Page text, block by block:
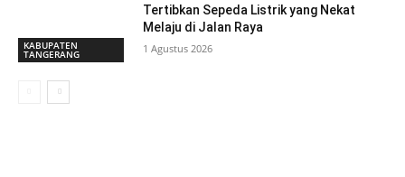
KABUPATEN
TANGERANG
Tertibkan Sepeda Listrik yang Nekat
Melaju di Jalan Raya
1 Agustus 2026